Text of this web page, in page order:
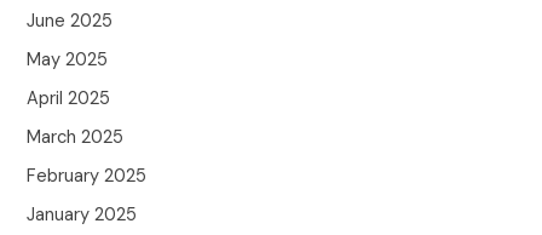
June 2025
May 2025
April 2025
March 2025
February 2025
January 2025